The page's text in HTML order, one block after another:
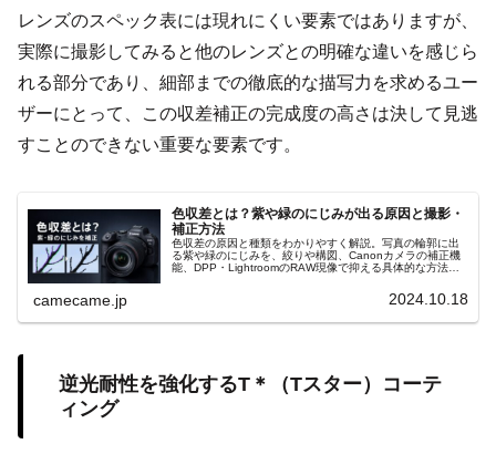
レンズのスペック表には現れにくい要素ではありますが、
実際に撮影してみると他のレンズとの明確な違いを感じら
れる部分であり、細部までの徹底的な描写力を求めるユー
ザーにとって、この収差補正の完成度の高さは決して見逃
すことのできない重要な要素です。
色収差とは？紫や緑のにじみが出る原因と撮影・
補正方法
色収差の原因と種類をわかりやすく解説。写真の輪郭に出
る紫や緑のにじみを、絞りや構図、Canonカメラの補正機
能、DPP・LightroomのRAW現像で抑える具体的な方法
camecame.jp 2024.10.18
逆光耐性を強化するT＊（Tスター）コーテ
ィング